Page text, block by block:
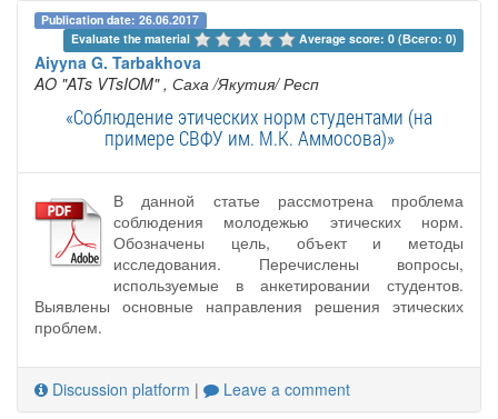
Publication date: 26.06.2017
Evaluate the material
Average score: 0 (Всего: 0)
Aiyyna G. Tarbakhova
AO "ATs VTsIOM" , Саха /Якутия/ Респ
«Соблюдение этических норм студентами (на
примере СВФУ им. М.К. Аммосова)»
В данной статье рассмотрена проблема
соблюдения молодежью этических норм.
Обозначены цель, объект и методы
исследования. Перечислены вопросы,
используемые в анкетировании студентов.
Выявлены основные направления решения этических
проблем.
Discussion platform | Leave a comment